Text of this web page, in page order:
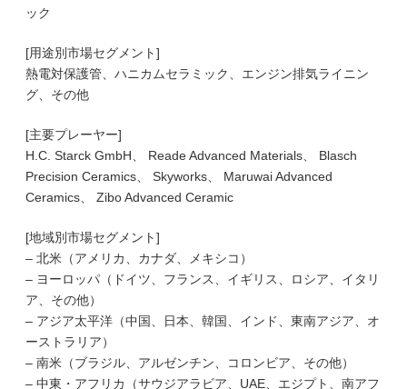
ック
[用途別市場セグメント]
熱電対保護管、ハニカムセラミック、エンジン排気ライニン
グ、その他
[主要プレーヤー]
H.C. Starck GmbH、 Reade Advanced Materials、 Blasch
Precision Ceramics、 Skyworks、 Maruwai Advanced
Ceramics、 Zibo Advanced Ceramic
[地域別市場セグメント]
– 北米（アメリカ、カナダ、メキシコ）
– ヨーロッパ（ドイツ、フランス、イギリス、ロシア、イタリ
ア、その他）
– アジア太平洋（中国、日本、韓国、インド、東南アジア、オ
ーストラリア）
– 南米（ブラジル、アルゼンチン、コロンビア、その他）
– 中東・アフリカ（サウジアラビア、UAE、エジプト、南アフ